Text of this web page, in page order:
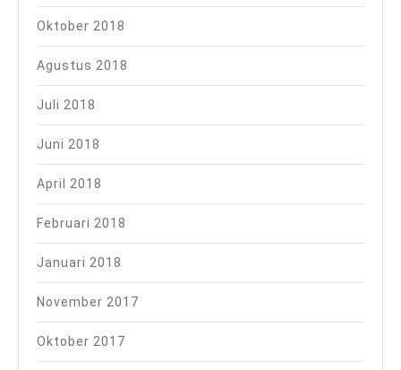
Oktober 2018
Agustus 2018
Juli 2018
Juni 2018
April 2018
Februari 2018
Januari 2018
November 2017
Oktober 2017